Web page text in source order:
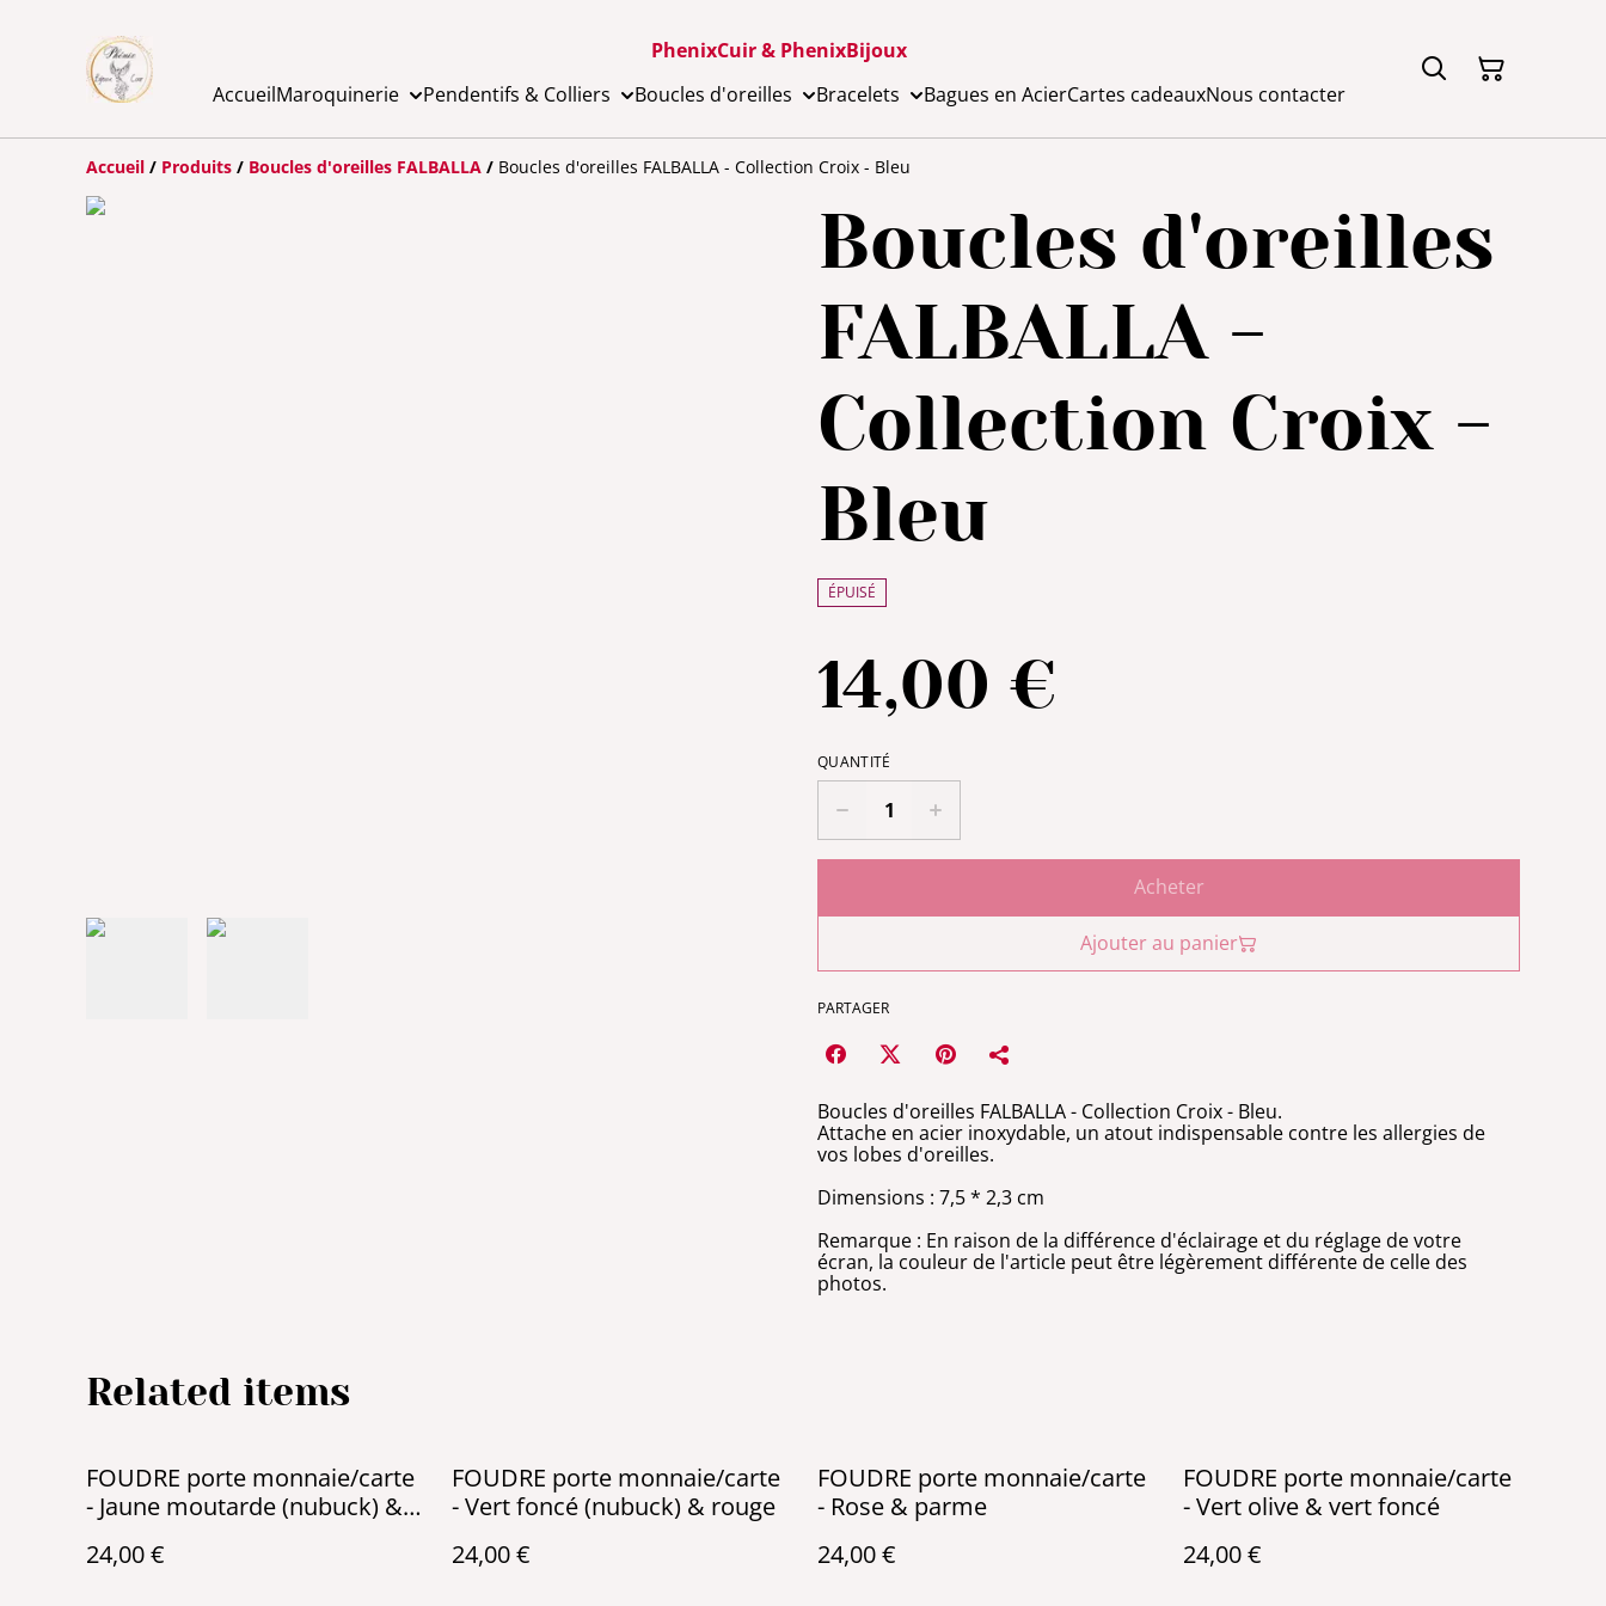
PhenixCuir & PhenixBijoux
AccueilMaroquinerie Pendentifs & Colliers Boucles d'oreilles Bracelets Bagues en AcierCartes cadeauxNous contacter
Accueil / Produits / Boucles d'oreilles FALBALLA / Boucles d'oreilles FALBALLA - Collection Croix - Bleu
Boucles d'oreilles
FALBALLA -
Collection Croix -
Bleu
ÉPUISÉ
14,00 €
QUANTITÉ
Acheter
Ajouter au panier
PARTAGER
Boucles d'oreilles FALBALLA - Collection Croix - Bleu.
Attache en acier inoxydable, un atout indispensable contre les allergies de
vos lobes d'oreilles.
Dimensions : 7,5 * 2,3 cm
Remarque : En raison de la différence d'éclairage et du réglage de votre
écran, la couleur de l'article peut être légèrement différente de celle des
photos.
Related items
FOUDRE porte monnaie/carte
- Jaune moutarde (nubuck) &
24,00 €
FOUDRE porte monnaie/carte
- Vert foncé (nubuck) & rouge
24,00 €
FOUDRE porte monnaie/carte
- Rose & parme
24,00 €
FOUDRE porte monnaie/carte
- Vert olive & vert foncé
24,00 €